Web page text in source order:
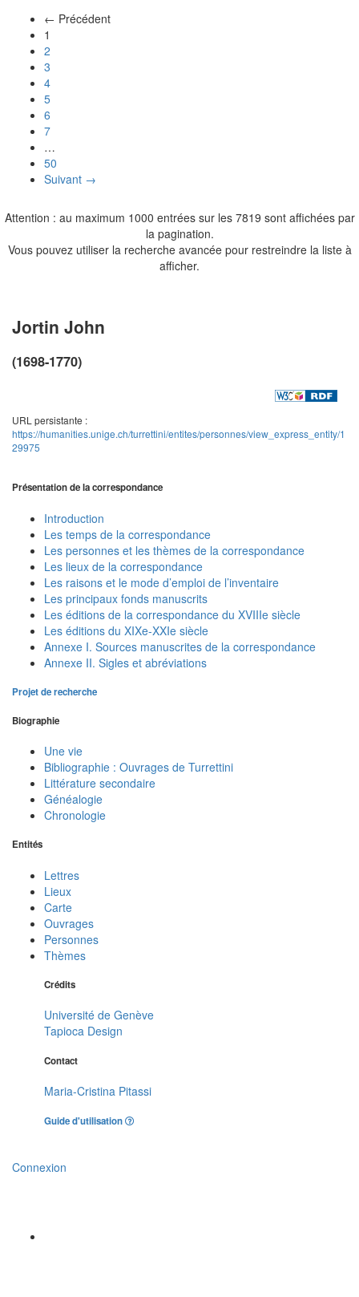
← Précédent
1
2
3
4
5
6
7
…
50
Suivant →
Attention : au maximum 1000 entrées sur les 7819 sont affichées par
la pagination.
Vous pouvez utiliser la recherche avancée pour restreindre la liste à
afficher.
Jortin John
(1698-1770)
URL persistante :
https://humanities.unige.ch/turrettini/entites/personnes/view_express_entity/1
29975
Présentation de la correspondance
Introduction
Les temps de la correspondance
Les personnes et les thèmes de la correspondance
Les lieux de la correspondance
Les raisons et le mode d’emploi de l’inventaire
Les principaux fonds manuscrits
Les éditions de la correspondance du XVIIIe siècle
Les éditions du XIXe-XXIe siècle
Annexe I. Sources manuscrites de la correspondance
Annexe II. Sigles et abréviations
Projet de recherche
Biographie
Une vie
Bibliographie : Ouvrages de Turrettini
Littérature secondaire
Généalogie
Chronologie
Entités
Lettres
Lieux
Carte
Ouvrages
Personnes
Thèmes
Crédits
Université de Genève
Tapioca Design
Contact
Maria-Cristina Pitassi
Guide d'utilisation
Connexion